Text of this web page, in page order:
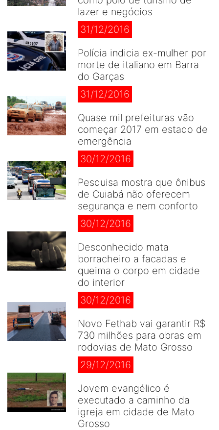
lazer e negócios
31/12/2016
Polícia indicia ex-mulher por
morte de italiano em Barra
do Garças
31/12/2016
Quase mil prefeituras vão
começar 2017 em estado de
emergência
30/12/2016
Pesquisa mostra que ônibus
de Cuiabá não oferecem
segurança e nem conforto
30/12/2016
Desconhecido mata
borracheiro a facadas e
queima o corpo em cidade
do interior
30/12/2016
Novo Fethab vai garantir R$
730 milhões para obras em
rodovias de Mato Grosso
29/12/2016
Jovem evangélico é
executado a caminho da
igreja em cidade de Mato
Grosso